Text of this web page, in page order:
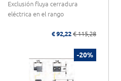
Exclusión fluya cerradura
eléctrica en el rango
€ 92,22 € 115,28
-20%